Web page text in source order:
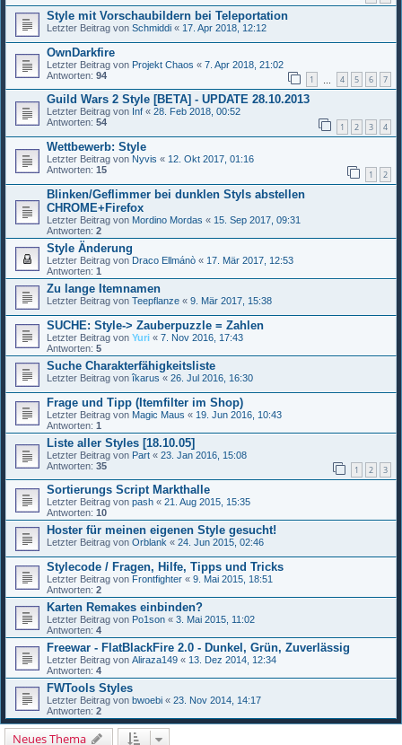
Style mit Vorschaubildern bei Teleportation
Letzter Beitrag von Schmiddi « 17. Apr 2018, 12:12
OwnDarkfire
Letzter Beitrag von Projekt Chaos « 7. Apr 2018, 21:02
Antworten: 94 1 4 5 6 7
Guild Wars 2 Style [BETA] - UPDATE 28.10.2013
Letzter Beitrag von Inf « 28. Feb 2018, 00:52
Antworten: 54 1 2 3 4
Wettbewerb: Style
Letzter Beitrag von Nyvis « 12. Okt 2017, 01:16
Antworten: 15 1 2
Blinken/Geflimmer bei dunklen Styls abstellen
CHROME+Firefox
Letzter Beitrag von Mordino Mordas « 15. Sep 2017, 09:31
Antworten: 2
Style Änderung
Letzter Beitrag von Draco Ellmánò « 17. Mär 2017, 12:53
Antworten: 1
Zu lange Itemnamen
Letzter Beitrag von Teepflanze « 9. Mär 2017, 15:38
SUCHE: Style-> Zauberpuzzle = Zahlen
Letzter Beitrag von Yuri « 7. Nov 2016, 17:43
Antworten: 5
Suche Charakterfähigkeitsliste
Letzter Beitrag von îkarus « 26. Jul 2016, 16:30
Frage und Tipp (Itemfilter im Shop)
Letzter Beitrag von Magic Maus « 19. Jun 2016, 10:43
Antworten: 1
Liste aller Styles [18.10.05]
Letzter Beitrag von Part « 23. Jan 2016, 15:08
Antworten: 35 1 2 3
Sortierungs Script Markthalle
Letzter Beitrag von pash « 21. Aug 2015, 15:35
Antworten: 10
Hoster für meinen eigenen Style gesucht!
Letzter Beitrag von Orblank « 24. Jun 2015, 02:46
Stylecode / Fragen, Hilfe, Tipps und Tricks
Letzter Beitrag von Frontfighter « 9. Mai 2015, 18:51
Antworten: 2
Karten Remakes einbinden?
Letzter Beitrag von Po1son « 3. Mai 2015, 11:02
Antworten: 4
Freewar - FlatBlackFire 2.0 - Dunkel, Grün, Zuverlässig
Letzter Beitrag von Aliraza149 « 13. Dez 2014, 12:34
Antworten: 4
FWTools Styles
Letzter Beitrag von bwoebi « 23. Nov 2014, 14:17
Antworten: 2
Neues Thema